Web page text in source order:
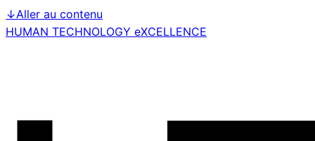
↓Aller au contenu
HUMAN TECHNOLOGY eXCELLENCE